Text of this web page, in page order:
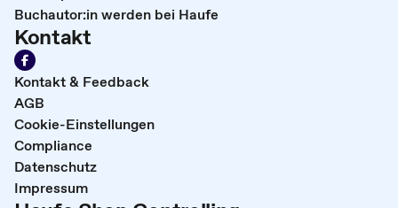
Buchautor:in werden bei Haufe
Kontakt
Kontakt & Feedback
AGB
Cookie-Einstellungen
Compliance
Datenschutz
Impressum